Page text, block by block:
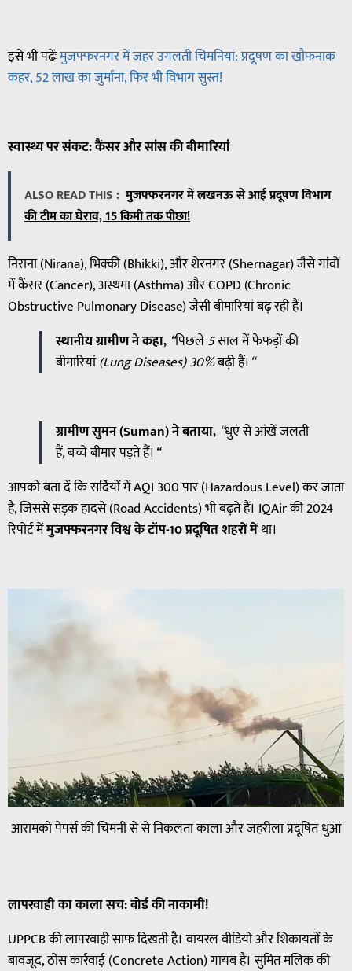
इसे भी पढेंःमुजफ्फरनगर में जहर उगलती चिमनियां: प्रदूषण का खौफनाक
कहर, 52 लाख का जुर्माना, फिर भी विभाग सुस्त!
स्वास्थ्यपरसंकट:कैंसरऔरसांसकीबीमारियां
ALSO READ THIS : मुजफ्फरनगर में लखनऊ से आई प्रदूषण विभाग
की टीम का घेराव, 15 किमी तक पीछा!
निराना (Nirana), भिक्की (Bhikki), और शेरनगर (Shernagar) जैसे गांवों
में कैंसर (Cancer), अस्थमा (Asthma) और COPD (Chronic
Obstructive Pulmonary Disease) जैसी बीमारियां बढ़ रही हैं।
स्थानीय ग्रामीण ने कहा, “पिछले5सालमेंफेफड़ोंकी
बीमारियां(Lung Diseases) 30%बढ़ीहैं। “
ग्रामीण सुमन (Suman) ने बताया, “धुएंसेआंखेंजलती
हैं,बच्चेबीमारपड़तेहैं। “
आपको बता दें कि सर्दियों में AQI 300 पार (Hazardous Level) कर जाता
है, जिससे सड़क हादसे (Road Accidents) भी बढ़ते हैं। IQAir की 2024
रिपोर्ट मेंमुजफ्फरनगर विश्व के टॉप-10 प्रदूषित शहरों मेंथा।
आरामको पेपर्स की चिमनी से से निकलता काला और जहरीला प्रदूषित धुआं
लापरवाहीकाकालासच:बोर्डकीनाकामी!
UPPCB की लापरवाही साफ दिखती है। वायरल वीडियो और शिकायतों के
बावजूद, ठोस कार्रवाई (Concrete Action) गायब है। सुमित मलिक की